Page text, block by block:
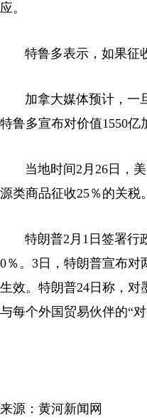
应。
特鲁多表示，如果征收
加拿大媒体预计，一旦
特鲁多宣布对价值1550亿
当地时间2月26日，美
源类商品征收25％的关税。
特朗普2月1日签署行政
0％。3日，特朗普宣布对
生效。特朗普24日称，对
与每个外国贸易伙伴的“对
来源：黄河新闻网